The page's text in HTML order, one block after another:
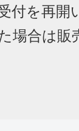
付を再開
場合は